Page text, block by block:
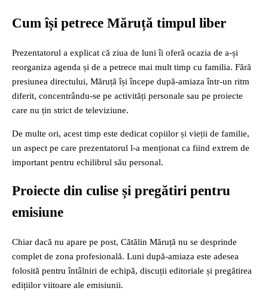
Cum își petrece Măruță timpul liber
Prezentatorul a explicat că ziua de luni îi oferă ocazia de a-și
reorganiza agenda și de a petrece mai mult timp cu familia. Fără
presiunea directului, Măruță își începe după-amiaza într-un ritm
diferit, concentrându-se pe activități personale sau pe proiecte
care nu țin strict de televiziune.
De multe ori, acest timp este dedicat copiilor și vieții de familie,
un aspect pe care prezentatorul l-a menționat ca fiind extrem de
important pentru echilibrul său personal.
Proiecte din culise și pregătiri pentru
emisiune
Chiar dacă nu apare pe post, Cătălin Măruță nu se desprinde
complet de zona profesională. Luni după-amiaza este adesea
folosită pentru întâlniri de echipă, discuții editoriale și pregătirea
edițiilor viitoare ale emisiunii.